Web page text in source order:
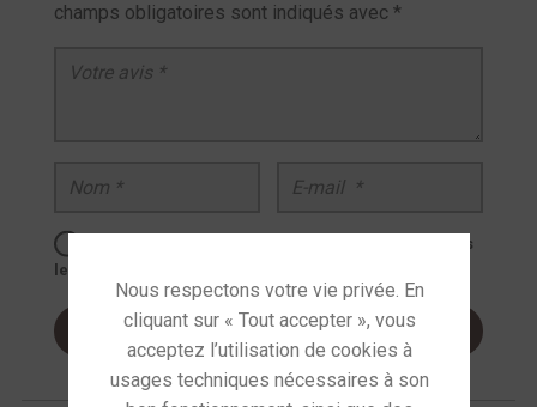
champs obligatoires sont indiqués avec *
Enregistrer mon nom, mon e-mail et mon site dans
le navigateur pour mon prochain commentaire.